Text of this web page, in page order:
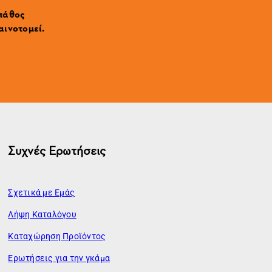
Συχνές Ερωτήσεις
Σχετικά με Εμάς
Λήψη Καταλόγου
Καταχώρηση Προϊόντος
Ερωτήσεις για την γκάμα